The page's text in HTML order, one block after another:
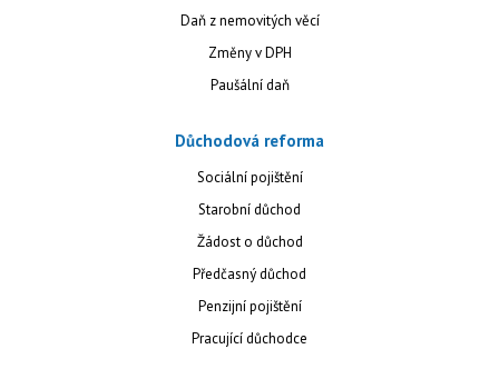
Daň z nemovitých věcí
Změny v DPH
Paušální daň
Důchodová reforma
Sociální pojištění
Starobní důchod
Žádost o důchod
Předčasný důchod
Penzijní pojištění
Pracující důchodce